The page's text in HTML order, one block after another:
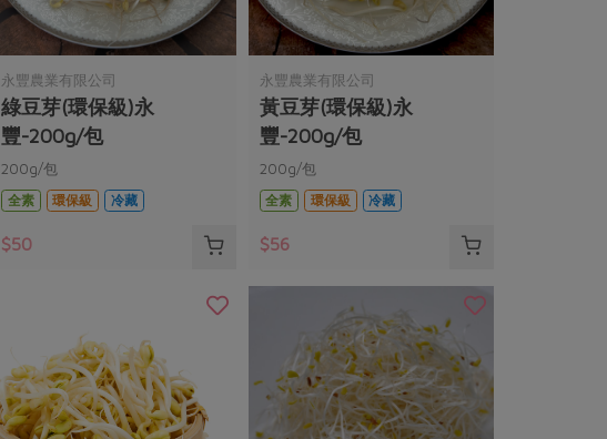
永豐農業有限公司
綠豆芽(環保級)永
豐-200g/包
200g/包
全素
環保級 冷藏
$50
永豐農業有限公司
黃豆芽(環保級)永
豐-200g/包
200g/包
全素
環保級 冷藏
$56